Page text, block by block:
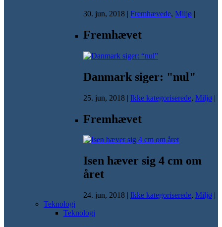
30. jun, 2018 | Fremhævede, Miljø |
Fremhævet
Danmark siger: "nul"
25. jun, 2018 | Ikke kategoriserede, Miljø |
Fremhævet
Isen hæver sig 4 cm om
året
24. jun, 2018 | Ikke kategoriserede, Miljø |
Teknologi
Teknologi